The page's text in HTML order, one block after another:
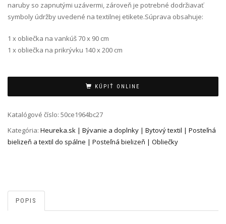
naruby so zapnutými uzávermi, zároveň je potrebné dodržiavať
symboly údržby uvedené na textilnej etikete.Súprava obsahuje:
1 x obliečka na vankúš 70 x 90 cm
1 x obliečka na prikrývku 140 x 200 cm
KÚPIŤ ONLINE
Katalógové číslo: 50ce1964bc27
Kategória: Heureka.sk | Bývanie a doplnky | Bytový textil | Posteľná
bielizeň a textil do spálne | Posteľná bielizeň | Obliečky
POPIS